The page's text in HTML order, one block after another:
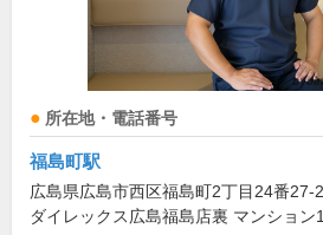
所在地・電話番号
福島町駅
広島県広島市西区福島町2丁目24番27-2
ダイレックス広島福島店裏 マンション